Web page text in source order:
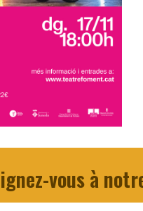
vous à